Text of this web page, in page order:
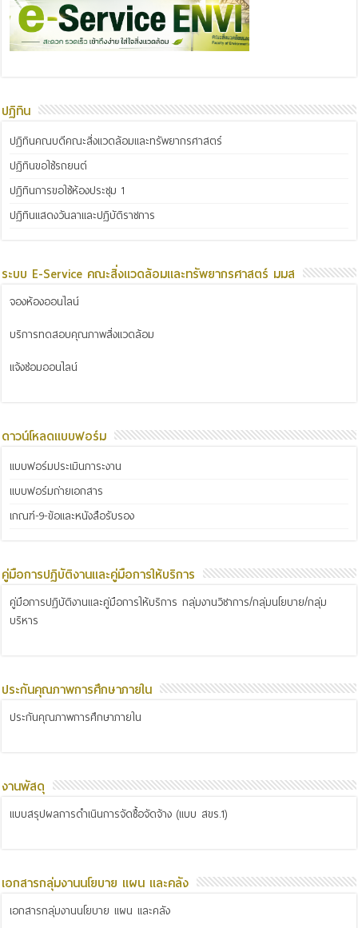
ปฏิทิน
ปฏิทินคณบดีคณะสิ่งแวดล้อมและทรัพยากรศาสตร์
ปฏิทินขอใช้รถยนต์
ปฏิทินการขอใช้ห้องประชุม 1
ปฏิทินแสดงวันลาและปฏิบัติราชการ
ระบบ E-Service คณะสิ่งแวดล้อมและทรัพยากรศาสตร์ มมส
จองห้องออนไลน์
บริการทดสอบคุณภาพสิ่งแวดล้อม
แจ้งซ่อมออนไลน์
ดาวน์โหลดแบบฟอร์ม
แบบฟอร์มประเมินภาระงาน
แบบฟอร์มถ่ายเอกสาร
เกณฑ์-9-ข้อและหนังสือรับรอง
คู่มือการปฏิบัติงานและคู่มือการให้บริการ
คู่มือการปฏิบัติงานและคู่มือการให้บริการ กลุ่มงานวิชาการ/กลุ่มนโยบาย/กลุ่ม
บริหาร
ประกันคุณภาพการศึกษาภายใน
ประกันคุณภาพการศึกษาภายใน
งานพัสดุ
แบบสรุปผลการดำเนินการจัดซื้อจัดจ้าง (แบบ สขร.1)
เอกสารกลุ่มงานนโยบาย แผน และคลัง
เอกสารกลุ่มงานนโยบาย แผน และคลัง